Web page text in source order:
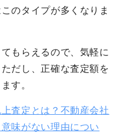
のタイプが多くなりま
もらえるので、気軽に
だし、正確な査定額を
す。
上査定とは？不動産会社
味がない理由につい